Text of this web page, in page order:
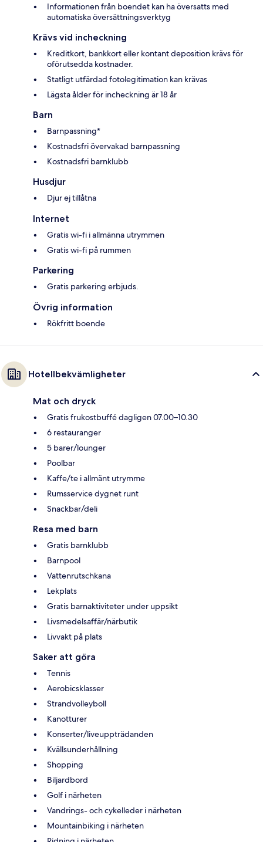
Informationen från boendet kan ha översatts med
automatiska översättningsverktyg
Krävs vid incheckning
Kreditkort, bankkort eller kontant deposition krävs för
oförutsedda kostnader.
Statligt utfärdad fotolegitimation kan krävas
Lägsta ålder för incheckning är 18 år
Barn
Barnpassning*
Kostnadsfri övervakad barnpassning
Kostnadsfri barnklubb
Husdjur
Djur ej tillåtna
Internet
Gratis wi-fi i allmänna utrymmen
Gratis wi-fi på rummen
Parkering
Gratis parkering erbjuds.
Övrig information
Rökfritt boende
Hotellbekvämligheter
Mat och dryck
Gratis frukostbuffé dagligen 07.00–10.30
6 restauranger
5 barer/lounger
Poolbar
Kaffe/te i allmänt utrymme
Rumsservice dygnet runt
Snackbar/deli
Resa med barn
Gratis barnklubb
Barnpool
Vattenrutschkana
Lekplats
Gratis barnaktiviteter under uppsikt
Livsmedelsaffär/närbutik
Livvakt på plats
Saker att göra
Tennis
Aerobicsklasser
Strandvolleyboll
Kanotturer
Konserter/liveuppträdanden
Kvällsunderhållning
Shopping
Biljardbord
Golf i närheten
Vandrings- och cykelleder i närheten
Mountainbiking i närheten